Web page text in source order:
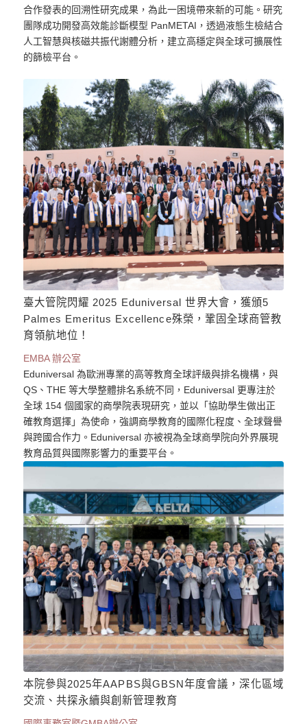
合作發表的回溯性研究成果，為此一困境帶來新的可能。研究
團隊成功開發高效能診斷模型 PanMETAI，透過液態生檢結合
人工智慧與核磁共振代謝體分析，建立高穩定與全球可擴展性
的篩檢平台。
臺大管院閃耀 2025 Eduniversal 世界大會，獲頒5
Palmes Emeritus Excellence殊榮，鞏固全球商管教
育領航地位！
EMBA 辦公室
Eduniversal 為歐洲專業的高等教育全球評級與排名機構，與
QS、THE 等大學整體排名系統不同，Eduniversal 更專注於
全球 154 個國家的商學院表現研究，並以「協助學生做出正
確教育選擇」為使命，強調商學教育的國際化程度、全球聲譽
與跨國合作力。Eduniversal 亦被視為全球商學院向外界展現
教育品質與國際影響力的重要平台。
本院參與2025年AAPBS與GBSN年度會議，深化區域
交流、共探永續與創新管理教育